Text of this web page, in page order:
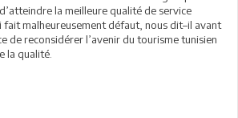
la meilleure qualité de service
fait malheureusement défaut, nous dit–il avant
de reconsidérer l’avenir du tourisme tunisien
la qualité.